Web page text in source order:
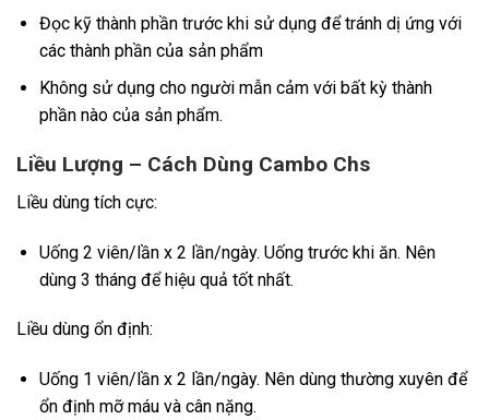
Đọc kỹ thành phần trước khi sử dụng để tránh dị ứng với
các thành phần của sản phẩm
Không sử dụng cho người mẫn cảm với bất kỳ thành
phần nào của sản phẩm.
Liều Lượng – Cách Dùng Cambo Chs
Liều dùng tích cực:
Uống 2 viên/lần x 2 lần/ngày. Uống trước khi ăn. Nên
dùng 3 tháng để hiệu quả tốt nhất.
Liều dùng ổn định:
Uống 1 viên/lần x 2 lần/ngày. Nên dùng thường xuyên để
ổn định mỡ máu và cân nặng.